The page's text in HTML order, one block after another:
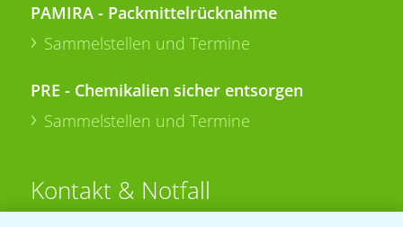
PAMIRA - Packmittelrücknahme
Sammelstellen und Termine
PRE - Chemikalien sicher entsorgen
Sammelstellen und Termine
Kontakt & Notfall